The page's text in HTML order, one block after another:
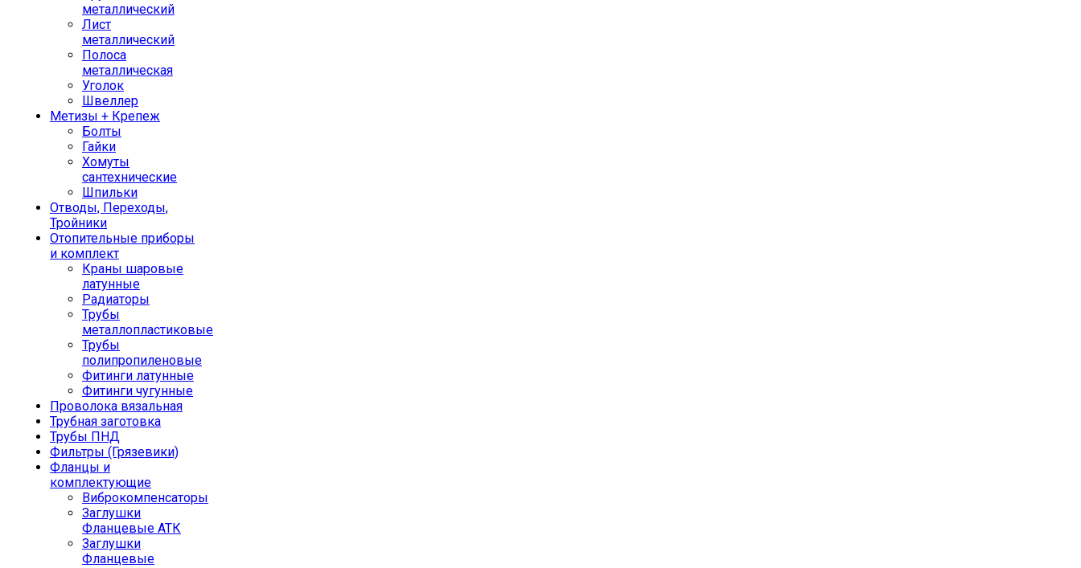
металлический
Лист
металлический
Полоса
металлическая
Уголок
Швеллер
Метизы + Крепеж
Болты
Гайки
Хомуты
сантехнические
Шпильки
Отводы, Переходы,
Тройники
Отопительные приборы
и комплект
Краны шаровые
латунные
Радиаторы
Трубы
металлопластиковые
Трубы
полипропиленовые
Фитинги латунные
Фитинги чугунные
Проволока вязальная
Трубная заготовка
Трубы ПНД
Фильтры (Грязевики)
Фланцы и
комплектующие
Виброкомпенсаторы
Заглушки
Фланцевые АТК
Заглушки
Фланцевые